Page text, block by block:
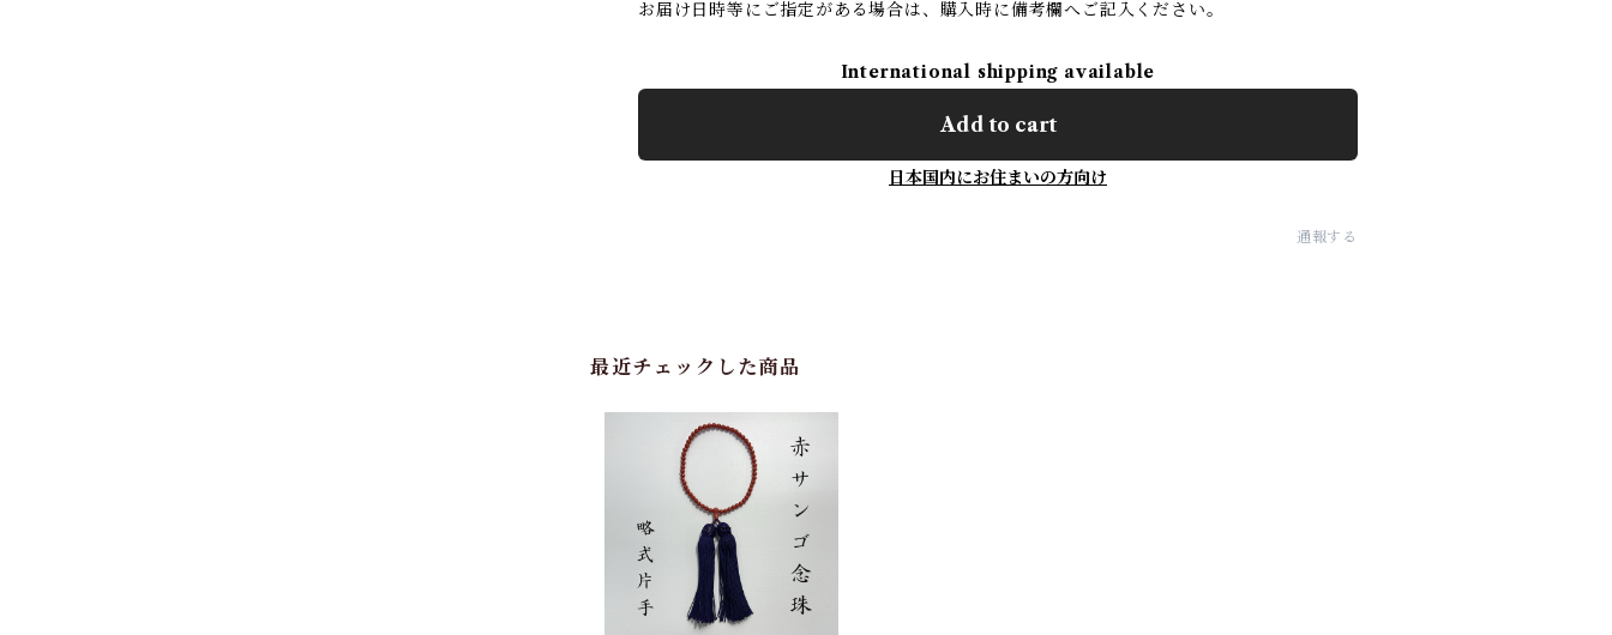
お届け日時等にご指定がある場合は、購入時に備考欄へご記入ください。
International shipping available
Add to cart
日本国内にお住まいの方向け
通報する
最近チェックした商品